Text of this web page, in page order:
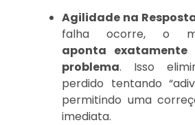
Agilidade na
falha ocorre, o
aponta exatamente
problema. Isso
perdido tentando
permitindo uma
imediata.